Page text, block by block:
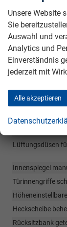
LED-
Lederschaltknauf
Dachhimmel
Sonnenblenden
und Beifahrer
Getränkehalter
Servolenkung
Fensterheber
Lüftungsdüsen
Innenspiegel
Türinnengriffe
Heckscheibe
Rücksitzbank
Unsere Website
Sie
Auswahl und
Analytics und
Einverständnis
jederzeit mit
Alle akzeptieren